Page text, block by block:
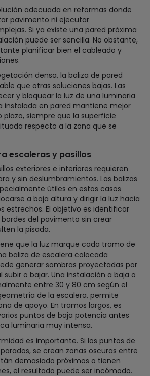
adecuada en reformas donde
pavimento ni ejecutar
Si ya existe una pared próxima
puede ser sencilla. No obstante,
planificar bien el cableado y
densa, la baliza de pared
que otras soluciones bajas. Las
y bloquear la luz de una luminaria
instalada en pared mantiene mejor
siempre que la superficie
respecto a la zona que se
escaleras y pasillos
exteriores e interiores requieren
y sin deslumbramientos. Las balizas
útiles en estos casos
a baja altura y dirigir la luz hacia
estrechos. El objetivo es identificar
del pavimento sin crear
la pisada.
que la luz marque cada tramo de
baliza de escalera colocada
generar sombras proyectadas por
subir o bajar. Una instalación a baja o
entre 30 y 80 cm según el
de la escalera, permite
de apoyo. En tramos largos, es
puntos de baja potencia antes
luminaria muy intensa.
es importante. Si los puntos de
se crean zonas oscuras entre
demasiado próximos o tienen
el resultado puede ser incómodo.